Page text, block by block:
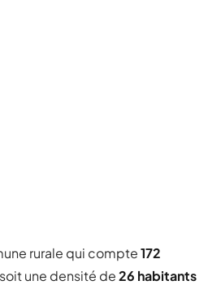
rurale qui compte172
une densité de26 habitants